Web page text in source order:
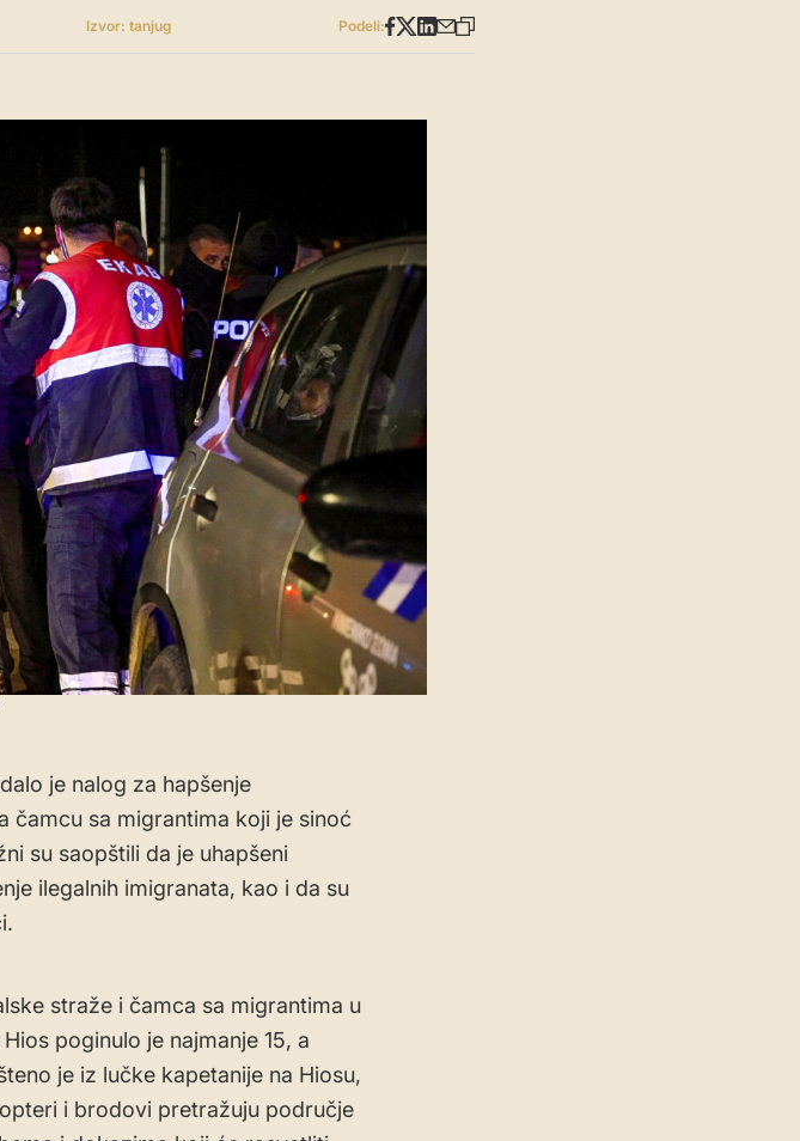
Izvor: tanjug Podeli:
je nalog za hapšenje
čamcu sa migrantima koji je sinoć
su saopštili da je uhapšeni
ilegalnih imigranata, kao i da su
straže i čamca sa migrantima u
poginulo je najmanje 15, a
je iz lučke kapetanije na Hiosu,
i brodovi pretražuju područje